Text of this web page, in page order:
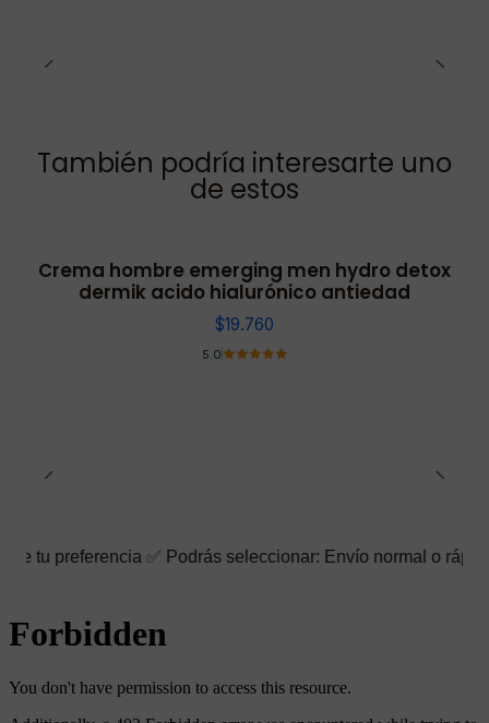
También podría interesarte uno
de estos
Crema hombre emerging men hydro detox
dermik acido hialurónico antiedad
$19.760
5.0
✅ Podrás seleccionar: Envío normal o rápido ☑️